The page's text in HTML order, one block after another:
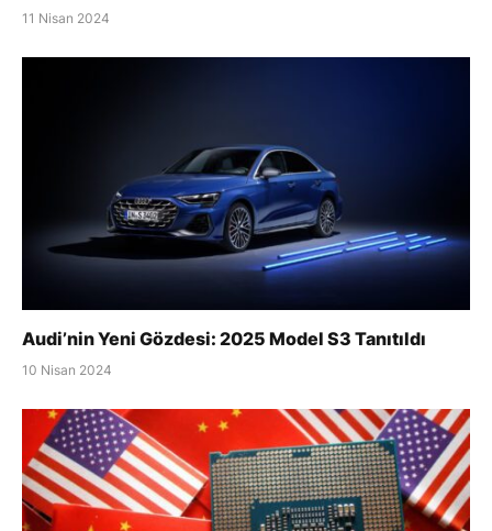
11 Nisan 2024
Audi’nin Yeni Gözdesi: 2025 Model S3 Tanıtıldı
10 Nisan 2024